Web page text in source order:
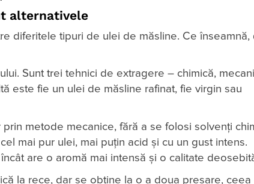
alternativele
diferitele tipuri de ulei de măsline. Ce înseamnă,
Sunt trei tehnici de extragere – chimică,
este fie un ulei de măsline rafinat, fie virgin sau
metode mecanice, fără a se folosi solvenți
mai pur ulei, mai puțin acid și cu un gust intens.
are o aromă mai intensă și o calitate
la rece, dar se obține la o a doua presare, ceea